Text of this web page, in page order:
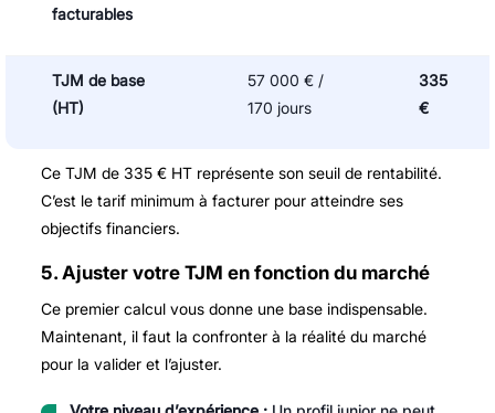
facturables
TJM de base
(HT)
57 000 € /
170 jours
335
€
Ce TJM de 335 € HT représente son seuil de rentabilité.
C’est le tarif minimum à facturer pour atteindre ses
objectifs financiers.
5. Ajuster votre TJM en fonction du marché
Ce premier calcul vous donne une base indispensable.
Maintenant, il faut la confronter à la réalité du marché
pour la valider et l’ajuster.